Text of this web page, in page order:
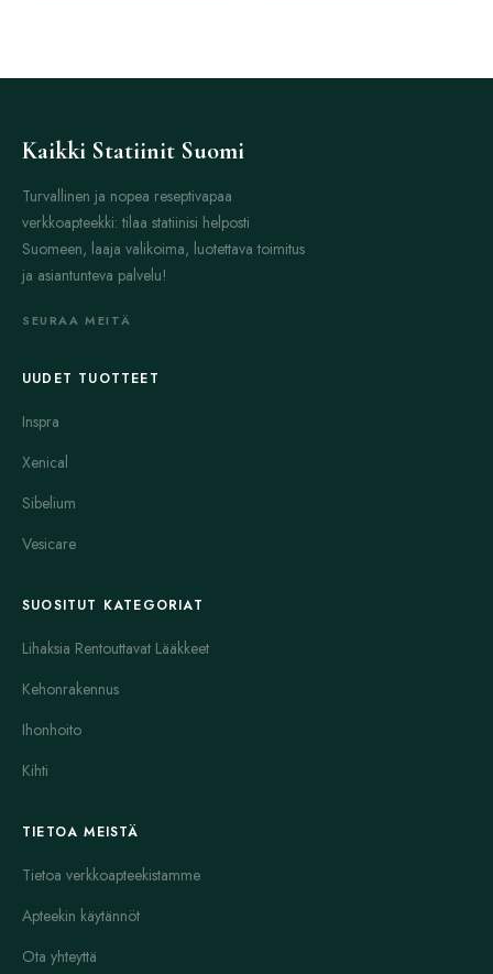
Kaikki Statiinit Suomi
Turvallinen ja nopea reseptivapaa
verkkoapteekki: tilaa statiinisi helposti
Suomeen, laaja valikoima, luotettava toimitus
ja asiantunteva palvelu!
SEURAA MEITÄ
UUDET TUOTTEET
Inspra
Xenical
Sibelium
Vesicare
SUOSITUT KATEGORIAT
Lihaksia Rentouttavat Lääkkeet
Kehonrakennus
Ihonhoito
Kihti
TIETOA MEISTÄ
Tietoa verkkoapteekistamme
Apteekin käytännöt
Ota yhteyttä